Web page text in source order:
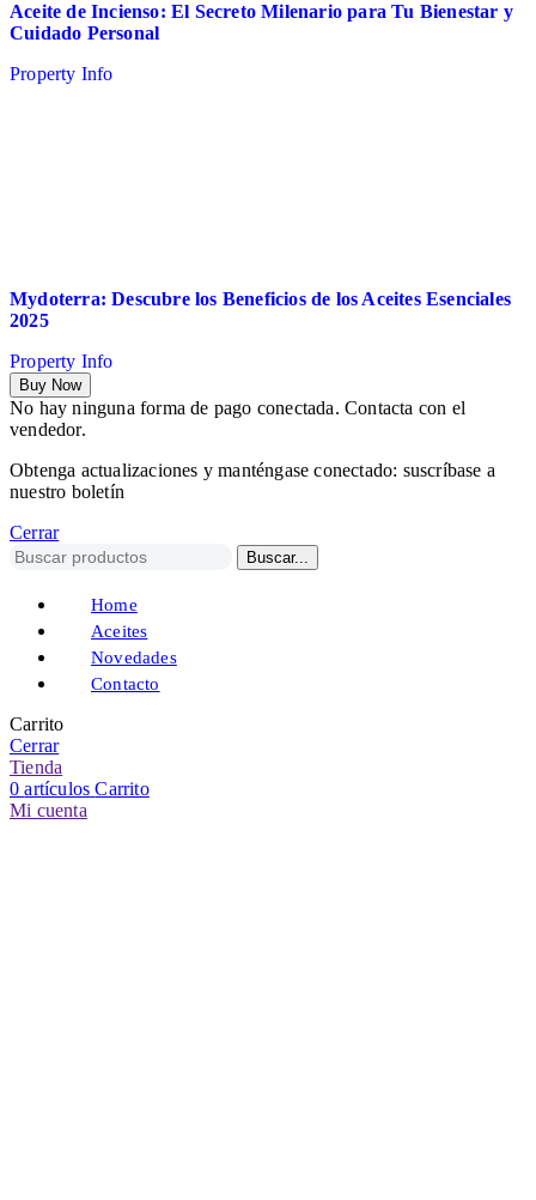
Aceite de Incienso: El Secreto Milenario para Tu Bienestar y
Cuidado Personal
Property Info
Mydoterra: Descubre los Beneficios de los Aceites Esenciales
2025
Property Info
Buy Now
No hay ninguna forma de pago conectada. Contacta con el
vendedor.
Obtenga actualizaciones y manténgase conectado: suscríbase a
nuestro boletín
Cerrar
Buscar...
Home
Aceites
Novedades
Contacto
Carrito
Cerrar
Tienda
0artículos Carrito
Mi cuenta